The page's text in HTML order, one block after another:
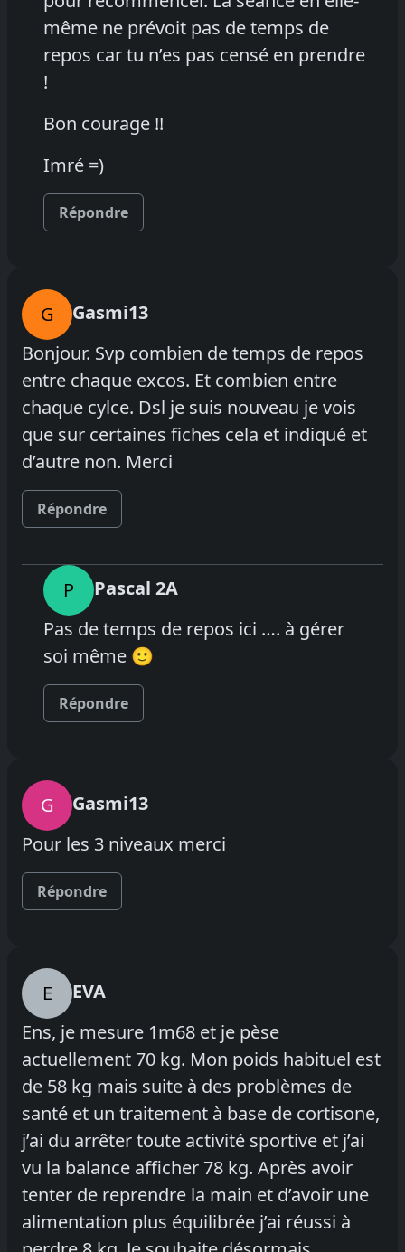
même ne prévoit pas de temps de
repos car tu n’es pas censé en prendre
!
Bon courage !!
Imré =)
Répondre
G
Gasmi13
Bonjour. Svp combien de temps de repos
entre chaque excos. Et combien entre
chaque cylce. Dsl je suis nouveau je vois
que sur certaines fiches cela et indiqué et
d’autre non. Merci
Répondre
P
Pascal 2A
Pas de temps de repos ici …. à gérer
soi même 🙂
Répondre
G
Gasmi13
Pour les 3 niveaux merci
Répondre
E
EVA
Ens, je mesure 1m68 et je pèse
actuellement 70 kg. Mon poids habituel est
de 58 kg mais suite à des problèmes de
santé et un traitement à base de cortisone,
j’ai du arrêter toute activité sportive et j’ai
vu la balance afficher 78 kg. Après avoir
tenter de reprendre la main et d’avoir une
alimentation plus équilibrée j’ai réussi à